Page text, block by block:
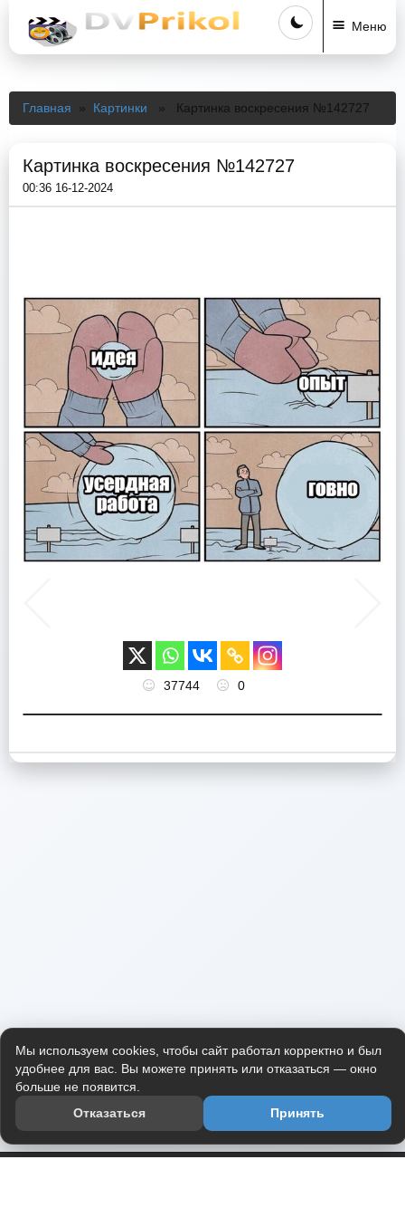
Меню
Главная » Картинки » Картинка воскресения №142727
Картинка воскресения №142727
00:36 16-12-2024
37744 0
Мы используем cookies, чтобы сайт работал корректно и был
удобнее для вас. Вы можете принять или отказаться — окно
больше не появится.
Отказаться
Принять